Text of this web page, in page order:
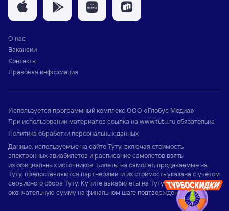
О нас
Вакансии
Контакты
Правовая информация
Используется программный комплексООО «Глобус Медиа»
При использовании материалов ссылка на www.tutu.ruобязательна
Политика обработки персональных данных
Данные, используемые на сайте Туту, включая стоимость
электронных авиабилетов и расписание самолетов взяты
из официальных источников. Билеты на самолет, продаваемые на
Туту, предоставляются партнерами и их стоимость указана с учетом
сервисного сбора Туту. Купите авиабилеты на Туту и узнайте
окончательную сумму на финальном шаге подтверждения заказа